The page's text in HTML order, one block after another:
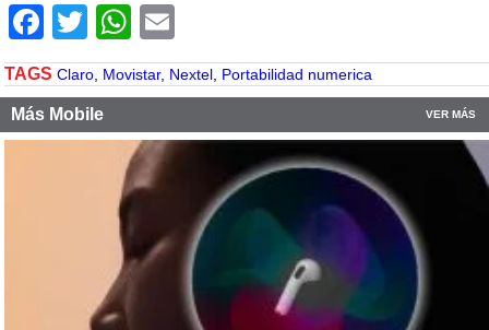
Facebook
TwitterWhatsApp
TAGS Claro Movistar, Nextel Portabilidad numerica
Más Mobile VER MÁS